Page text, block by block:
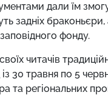
дали їм
задніх
фонду.
читачів
із 30 травня по 5
та регіональних